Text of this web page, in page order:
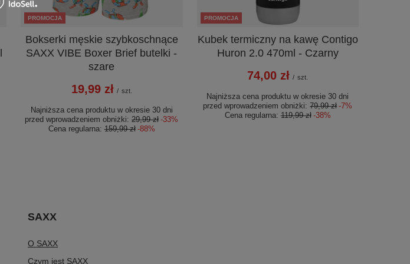
PROMOCJA
Bokserki męskie szybkoschnące
SAXX VIBE Boxer Brief butelki -
szare
19,99 zł / szt.
Najniższa cena produktu w okresie 30 dni
przed wprowadzeniem obniżki:29,99 zł -33%
Cena regularna:159,99 zł -88%
PROMOCJA
Kubek termiczny na kawę Contigo
Huron 2.0 470ml - Czarny
74,00 zł / szt.
Najniższa cena produktu w okresie 30 dni
przed wprowadzeniem obniżki:79,99 zł -7%
Cena regularna:119,99 zł -38%
SAXX
O SAXX
Czym jest SAXX